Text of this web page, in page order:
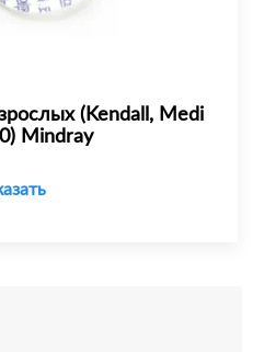
(Kendall, Medi
Mindray